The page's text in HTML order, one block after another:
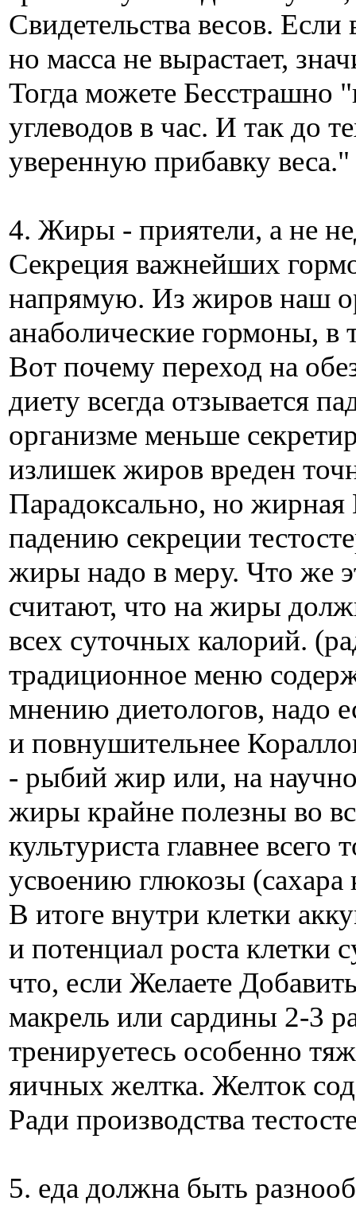
Свидетельства весов.
но масса не вырастает,
Тогда можете Бесстрашно
углеводов в час. И так до
уверенную прибавку веса."
4. Жиры - приятели, а не
Секреция важнейших
напрямую. Из жиров наш
анаболические гормоны, в
Вот почему переход на
диету всегда отзывается
организме меньше
излишек жиров вреден
Парадоксально, но
падению секреции
жиры надо в меру. Что же
считают, что на жиры
всех суточных калорий.
традиционное меню
мнению диетологов, надо
и повнушительнее
- рыбий жир или, на
жиры крайне полезны во
культуриста главнее
усвоению глюкозы
В итоге внутри клетки
и потенциал роста клетки
что, если Желаете
макрель или сардины 2-3
тренируетесь особенно
яичных желтка. Желток
Ради производства
5. еда должна быть